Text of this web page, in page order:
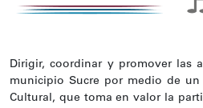
Dirigir, coordinar y promover las
municipio Sucre por medio de
Cultural, que toma en valor la